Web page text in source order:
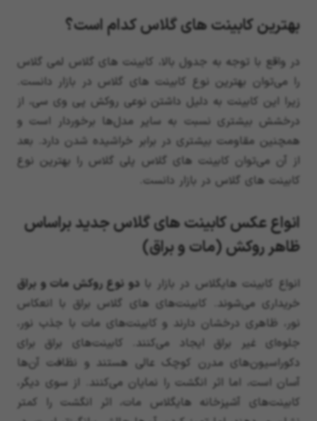
بهترین کابینت های گلاس کدام است؟
در واقع با توجه به جدول بالا، کابینت های گلاس لمی گلاس
را می‌توان بهترین نوع کابینت های گلاس در بازار دانست.
زیرا این کابینت به دلیل داشتن نوعی روکش پی وی سی، از
درخشش بیشتری نسبت به سایر مدل‌ها برخوردار است و
همچنین مقاومت بیشتری در برابر خراشیده شدن دارد. بعد
از آن می‌توان کابینت های گلاس پلی گلاس را بهترین نوع
کابینت های گلاس در بازار دانست.
انواع عکس کابینت های گلاس جدید براساس
ظاهر روکش (مات و براق)
انواع کابینت هایگلاس در بازار بادو نوع روکش مات و براق
خریداری می‌شوند. کابینت‌های های گلاس براق با انعکاس
نور، ظاهری درخشان دارند و کابینت‌های مات با جذب نور،
جلوه‌ای غیر براق ایجاد می‌کنند. کابینت‌های براق برای
دکوراسیون‌های مدرن کوچک عالی هستند و نظافت آن‌ها
آسان است، اما اثر انگشت را نمایان می‌کنند. از سوی دیگر،
کابینت‌های آشپزخانه هایگلاس مات، اثر انگشت را کمتر